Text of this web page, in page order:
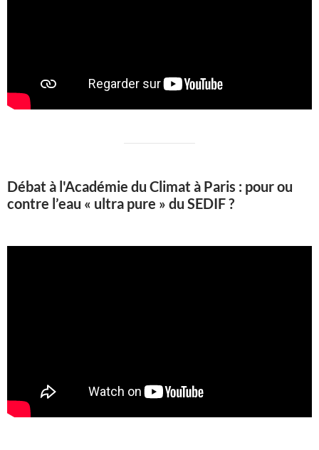
Débat à l'Académie du Climat à Paris : pour ou
contre l’eau « ultra pure » du SEDIF ?